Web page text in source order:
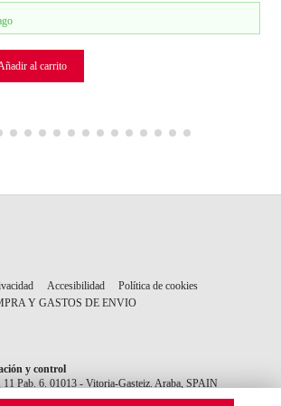
al carrito
Accesibilidad
Política de cookies
Y GASTOS DE ENVIO
y control
11 Pab. 6. 01013 - Vitoria-Gasteiz. Araba, SPAIN